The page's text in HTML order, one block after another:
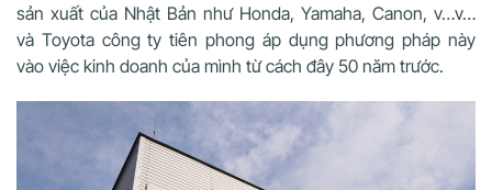
sản xuất của Nhật Bản như Honda, Yamaha, Canon, v…v…
và Toyota công ty tiên phong áp dụng phương pháp này
vào việc kinh doanh của mình từ cách đây 50 năm trước.